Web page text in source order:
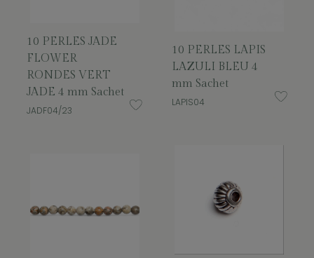
10 PERLES JADE
FLOWER
RONDES VERT
JADE 4 mm Sachet
JADF04/23
10 PERLES LAPIS
LAZULI BLEU 4
mm Sachet
LAPIS04